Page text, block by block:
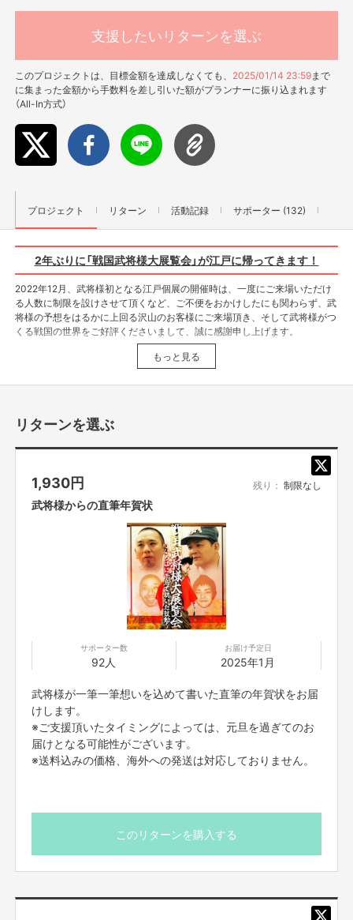
支援したいリターンを選ぶ
このプロジェクトは、目標金額を達成しなくても、 2025/01/14 23:59まで
に集まった金額から手数料を差し引いた額がプランナーに振り込まれます
（All-In方式）
プロジェクト リターン 活動記録 サポーター (132)
2年ぶりに「戦国武将様大展覧会」が江戸に帰ってきます！
2022年12月、武将様初となる江戸個展の開催時は、一度にご来場いただけ
る人数に制限を設けさせて頂くなど、ご不便をおかけしたにも関わらず、武
将様の予想をはるかに上回る沢山のお客様にご来場頂き、そして武将様がつ
くる戦国の世界をご好評くださいまして、誠に感謝申し上げます。
今年なんと2年ぶりに、武将様の江戸での個展「戦国武将様大展覧会～いろ
はに千鳥で聴いた鼓動～」が開催決定！
武将様のことをより多くの皆様に知って頂き、大展覧会へのご来場が難しい
を用意しました。
是非一緒に「戦国武将様大展覧会～いろはに千鳥で聴いた鼓動～」を盛り上
武将様から皆様へ
この度、戦国武将様大展覧会にて江戸へとお邪魔する運びとなりました。
二日間と言う短い期間ではありまするが参加出来ませぬ皆々様にも戦国を楽
どうぞその目でその耳で武将様がいろはに千鳥で聞いた鼓動と言うものを感
じ取って頂きとう御座います。
もっと見る
リターンを選ぶ
1,930円 残り： 制限なし
武将様からの直筆年賀状
サポーター数
92人
お届け予定日
2025年1月
武将様が一筆一筆想いを込めて書いた直筆の年賀状をお届
けします。
※ご支援頂いたタイミングによっては、元旦を過ぎてのお
届けとなる可能性がございます。
※送料込みの価格、海外への発送は対応しておりません。
このリターンを購入する